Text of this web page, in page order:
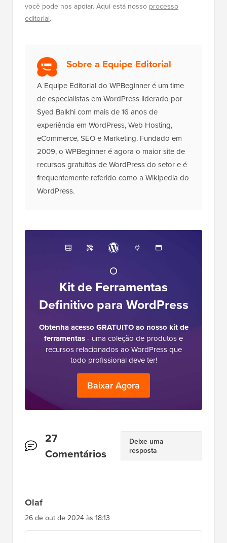
você pode nos apoiar. Aqui está nosso processo
editorial.
Sobre a Equipe Editorial
A Equipe Editorial do WPBeginner é um time
de especialistas em WordPress liderado por
Syed Balkhi com mais de 16 anos de
experiência em WordPress, Web Hosting,
eCommerce, SEO e Marketing. Fundado em
2009, o WPBeginner é agora o maior site de
recursos gratuitos de WordPress do setor e é
frequentemente referido como a Wikipedia do
WordPress.
O
Kit de Ferramentas
Definitivo para WordPress
Obtenha acesso GRATUITO ao nosso kit de
ferramentas- uma coleção de produtos e
recursos relacionados ao WordPress que
todo profissional deve ter!
Baixar Agora
Interações
do
27
Comentários
Deixe uma
resposta
Olaf
26 de out de 2024 às 18:13